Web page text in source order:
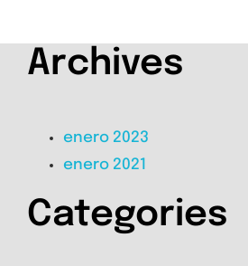
Archives
enero 2023
enero 2021
Categories